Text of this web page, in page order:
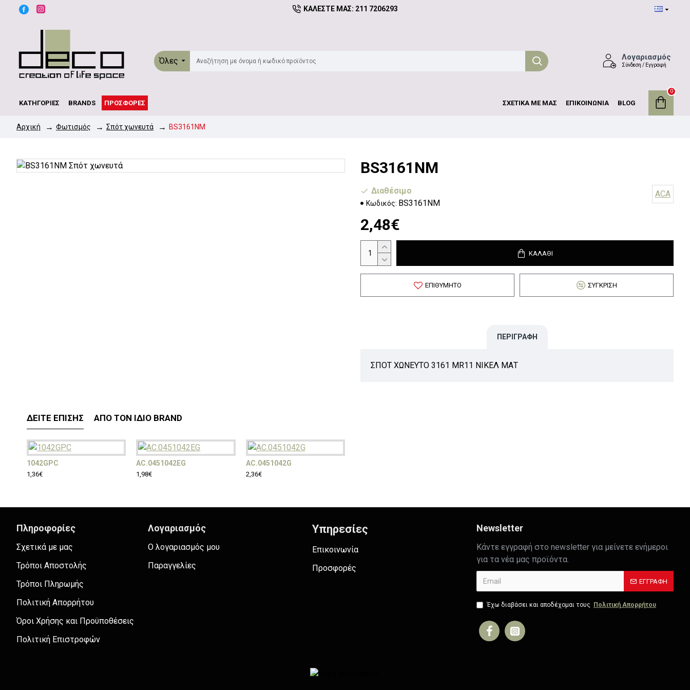
ΚΑΛΈΣΤΕ ΜΑΣ: 211 7206293
Όλες Λογαριασμός
Σύνδεση / Εγγραφή
ΚΑΤΗΓΟΡΊΕΣ BRANDS ΠΡΟΣΦΟΡΈΣ ΣΧΕΤΙΚΑ ΜΕ ΜΑΣ ΕΠΙΚΟΙΝΩΝΙΑ BLOG
0
Αρχική Φωτισμός Σπότ χωνευτά BS3161NM
BS3161NM
Διαθέσιμο
Κωδικός: BS3161NM
ACA
2,48€
ΚΑΛΆΘΙ
ΕΠΙΘΥΜΗΤΌ ΣΎΓΚΡΙΣΗ
ΠΕΡΙΓΡΑΦΉ
ΣΠΟΤ ΧΩΝΕΥΤΟ 3161 MR11 ΝΙΚΕΛ ΜΑΤ
ΔΕΊΤΕ ΕΠΊΣΗΣ ΑΠΌ ΤΟΝ ΊΔΙΟ BRAND
1042GPC
1,36€
AC.0451042EG
1,98€
AC.0451042G
2,36€
Πληροφορίες
Σχετικά με μας
Τρόποι Αποστολής
Τρόποι Πληρωμής
Πολιτική Απορρήτου
Όροι Χρήσης και Προϋποθέσεις
Πολιτική Επιστροφών
Λογαριασμός
Ο λογαριασμός μου
Παραγγελίες
Υπηρεσίες
Επικοινωνία
Προσφορές
Newsletter
Κάντε εγγραφή στο newsletter για μείνετε ενήμεροι
για τα νέα μας προϊόντα.
ΕΓΓΡΑΦΉ
Έχω διαβάσει και αποδέχομαι τους Πολιτική Απορρήτου